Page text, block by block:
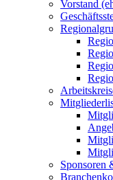
Vorstand
Sponsoren